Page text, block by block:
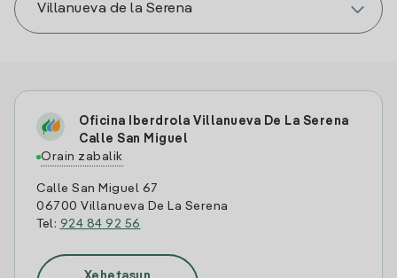
Oficina Iberdrola Villanueva De La Serena
Calle San Miguel
Orain zabalik
Calle San Miguel 67
06700 Villanueva De La Serena
Tel: 924 84 92 56